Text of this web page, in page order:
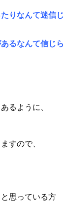
りなんて迷信じ
るなんて信じら
るように、
すので、
思っている方